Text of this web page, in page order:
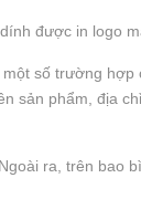
được in logo
số trường
sản phẩm, địa
ra, trên bao